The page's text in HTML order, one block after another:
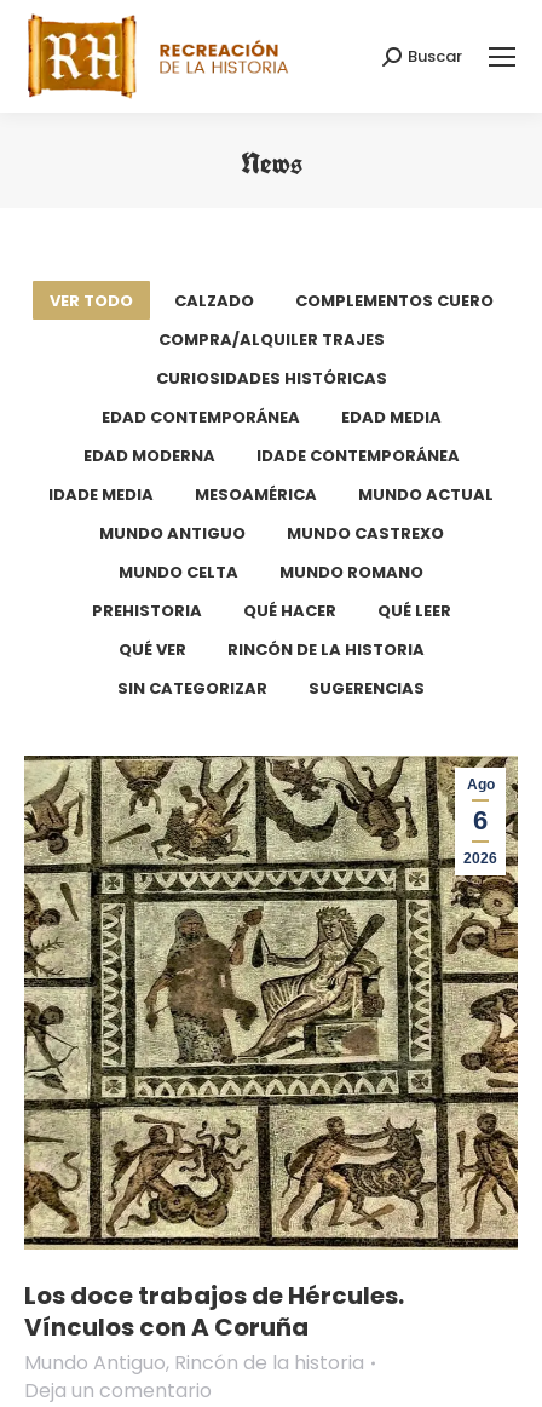
Buscar:
Buscar
News
VER TODO CALZADO
COMPLEMENTOS CUERO
COMPRA/ALQUILER TRAJES
CURIOSIDADES HISTÓRICAS
EDAD CONTEMPORÁNEA
EDAD MEDIA
EDAD MODERNA
IDADE CONTEMPORÁNEA
IDADE MEDIA
MESOAMÉRICA
MUNDO ACTUAL
MUNDO ANTIGUO
MUNDO CASTREXO
MUNDO CELTA
MUNDO ROMANO
PREHISTORIA
QUÉ HACER
QUÉ LEER
QUÉ VER
RINCÓN DE LA HISTORIA
SIN CATEGORIZAR
SUGERENCIAS
Ago
6
2026
Los doce trabajos de Hércules.
Vínculos con A Coruña
Mundo Antiguo, Rincón de la historia
Deja un comentario